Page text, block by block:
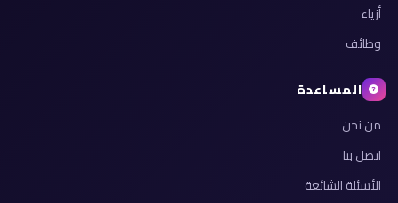
أزياء
وظائف
المساعدة
من نحن
اتصل بنا
الأسئلة الشائعة